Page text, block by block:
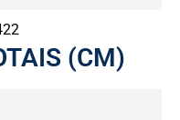
(CM)